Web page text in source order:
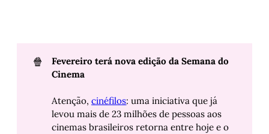
🍿
Fevereiro terá nova edição da Semana do
Cinema
Atenção,cinéfilos: uma iniciativa que já
levou mais de 23 milhões de pessoas aos
cinemas brasileiros retorna entre hoje e o